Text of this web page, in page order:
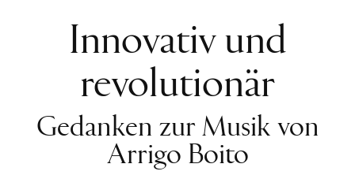
Innovativ und
revolutionär
Gedanken zur Musik von
Arrigo Boito